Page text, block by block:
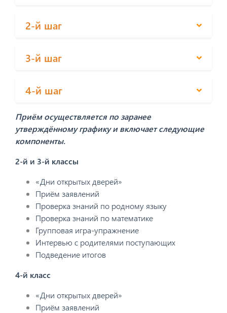
2-й шаг
3-й шаг
4-й шаг
Приём осуществляется по заранее
утверждённому графику и включает следующие
компоненты.
2-й и 3-й классы
«Дни открытых дверей»
Приём заявлений
Проверка знаний по родному языку
Проверка знаний по математике
Групповая игра-упражнение
Интервью с родителями поступающих
Подведение итогов
4-й класс
«Дни открытых дверей»
Приём заявлений